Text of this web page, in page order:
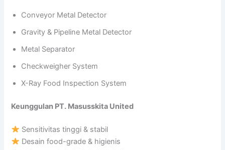
Conveyor Metal Detector
Gravity & Pipeline Metal Detector
Metal Separator
Checkweigher System
X-Ray Food Inspection System
Keunggulan PT. Masusskita United
Sensitivitas tinggi & stabil
Desain food-grade & higienis